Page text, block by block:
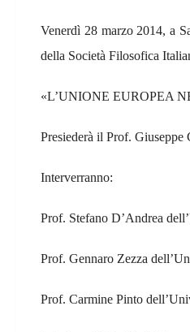
Venerdì 28 marzo 2014, a
della Società Filosofica
«L’UNIONE EUROPEA
Presiederà il Prof. Giuseppe
Interverranno:
Prof. Stefano D’Andrea
Prof. Gennaro Zezza
Prof. Carmine Pinto